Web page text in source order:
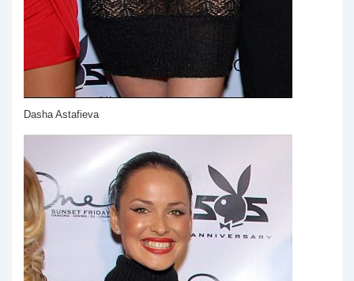
Dasha Astafieva